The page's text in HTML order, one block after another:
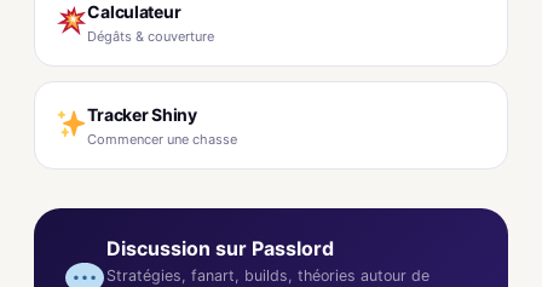
Calculateur
Dégâts & couverture
Tracker Shiny
Commencer une chasse
Discussion sur Passlord
Stratégies, fanart, builds, théories autour de